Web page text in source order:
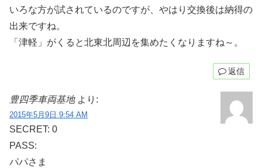
いろな方が試されているのですが、やはり交換後は納得の
出来ですね。
「津軽」がくると北東北周辺を集めたくなりますね～。
返信
豊四季車両基地 より:
2015年5月9日 9:54 AM
SECRET: 0
PASS:
パパさま